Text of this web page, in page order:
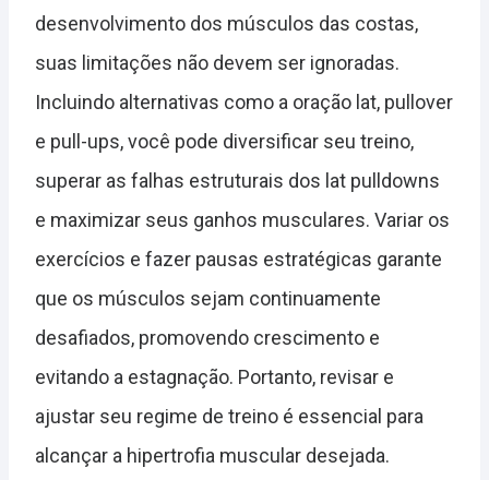
desenvolvimento dos músculos das costas,
suas limitações não devem ser ignoradas.
Incluindo alternativas como a oração lat, pullover
e pull-ups, você pode diversificar seu treino,
superar as falhas estruturais dos lat pulldowns
e maximizar seus ganhos musculares. Variar os
exercícios e fazer pausas estratégicas garante
que os músculos sejam continuamente
desafiados, promovendo crescimento e
evitando a estagnação. Portanto, revisar e
ajustar seu regime de treino é essencial para
alcançar a hipertrofia muscular desejada.